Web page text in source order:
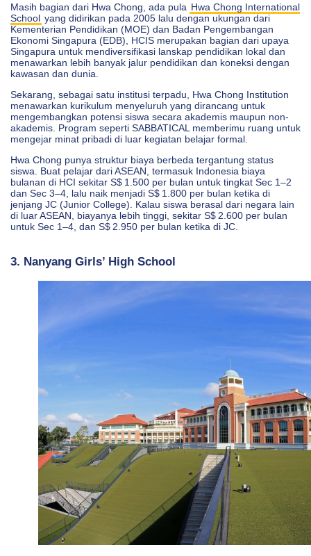
Masih bagian dari Hwa Chong, ada pula Hwa Chong International
School yang didirikan pada 2005 lalu dengan ukungan dari
Kementerian Pendidikan (MOE) dan Badan Pengembangan
Ekonomi Singapura (EDB), HCIS merupakan bagian dari upaya
Singapura untuk mendiversifikasi lanskap pendidikan lokal dan
menawarkan lebih banyak jalur pendidikan dan koneksi dengan
kawasan dan dunia.
Sekarang, sebagai satu institusi terpadu, Hwa Chong Institution
menawarkan kurikulum menyeluruh yang dirancang untuk
mengembangkan potensi siswa secara akademis maupun non-
akademis. Program seperti SABBATICAL memberimu ruang untuk
mengejar minat pribadi di luar kegiatan belajar formal.
Hwa Chong punya struktur biaya berbeda tergantung status
siswa. Buat pelajar dari ASEAN, termasuk Indonesia biaya
bulanan di HCI sekitar S$ 1.500 per bulan untuk tingkat Sec 1–2
dan Sec 3–4, lalu naik menjadi S$ 1.800 per bulan ketika di
jenjang JC (Junior College). Kalau siswa berasal dari negara lain
di luar ASEAN, biayanya lebih tinggi, sekitar S$ 2.600 per bulan
untuk Sec 1–4, dan S$ 2.950 per bulan ketika di JC.
3. Nanyang Girls’ High School